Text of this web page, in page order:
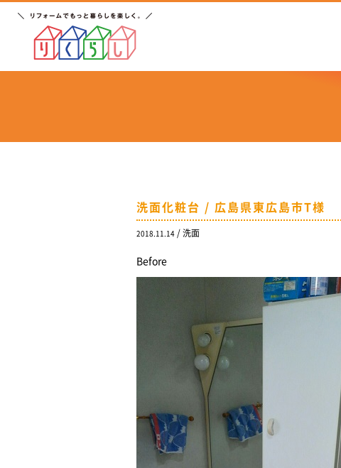
洗面化粧台 / 広島県東広島市T様
2018.11.14 / 洗面
Before